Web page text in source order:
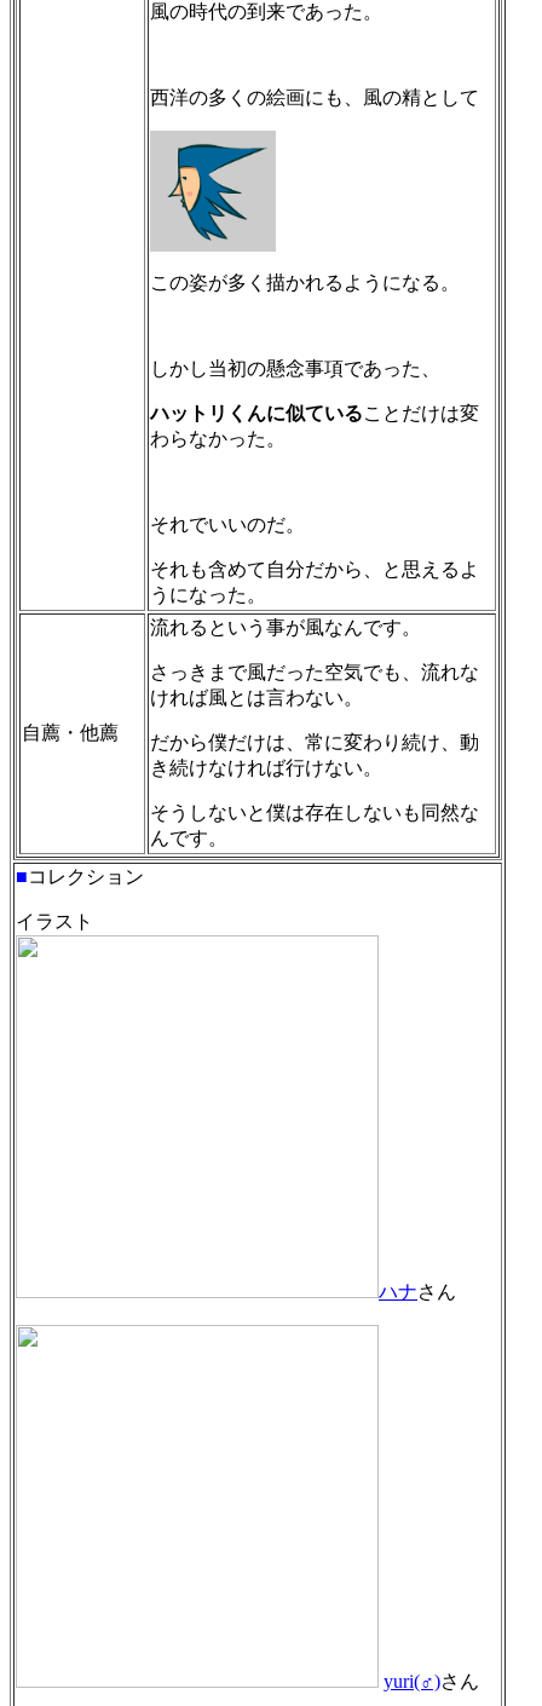
風の時代の到来であった。
西洋の多くの絵画にも、風の精として
この姿が多く描かれるようになる。
しかし当初の懸念事項であった、
ハットリくんに似ていることだけは変
わらなかった。
それでいいのだ。
それも含めて自分だから、と思えるよ
うになった。
自薦・他薦
流れるという事が風なんです。
さっきまで風だった空気でも、流れな
ければ風とは言わない。
だから僕だけは、常に変わり続け、動
き続けなければ行けない。
そうしないと僕は存在しないも同然な
んです。
■コレクション
イラスト
ハナさん
yuri(♂)さん